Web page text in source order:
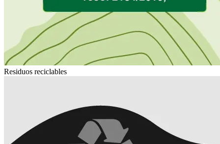
Residuos reciclables